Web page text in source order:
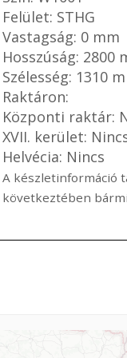
Felület: STHG
Vastagság: 0 mm
Hosszúság: 2800
Szélesség: 1310
Raktáron:
Központi raktár:
XVII. kerület:
Helvécia: Nincs
A készletinformáció
következtében